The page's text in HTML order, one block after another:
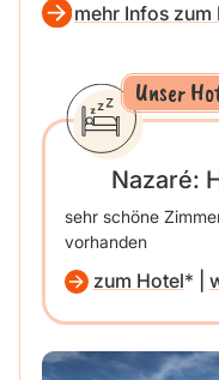
mehr Infos
Unser
Nazaré:
sehr schöne
vorhanden
zum Hotel